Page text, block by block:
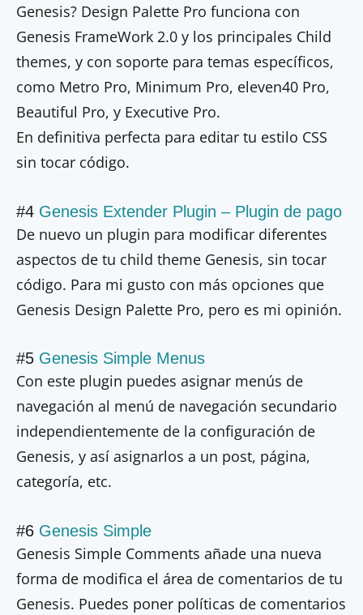
Genesis? Design Palette Pro funciona con
Genesis FrameWork 2.0 y los principales Child
themes, y con soporte para temas específicos,
como Metro Pro, Minimum Pro, eleven40 Pro,
Beautiful Pro, y Executive Pro.
En definitiva perfecta para editar tu estilo CSS
sin tocar código.
#4 Genesis Extender Plugin – Plugin de pago
De nuevo un plugin para modificar diferentes
aspectos de tu child theme Genesis, sin tocar
código. Para mi gusto con más opciones que
Genesis Design Palette Pro, pero es mi opinión.
#5 Genesis Simple Menus
Con este plugin puedes asignar menús de
navegación al menú de navegación secundario
independientemente de la configuración de
Genesis, y así asignarlos a un post, página,
categoría, etc.
#6 Genesis Simple
Genesis Simple Comments añade una nueva
forma de modifica el área de comentarios de tu
Genesis. Puedes poner políticas de comentarios